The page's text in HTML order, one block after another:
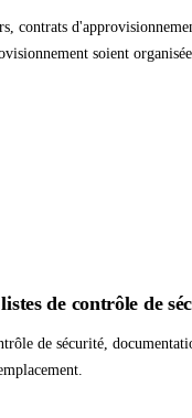
contrats
soient
de contrôle de
de sécurité,